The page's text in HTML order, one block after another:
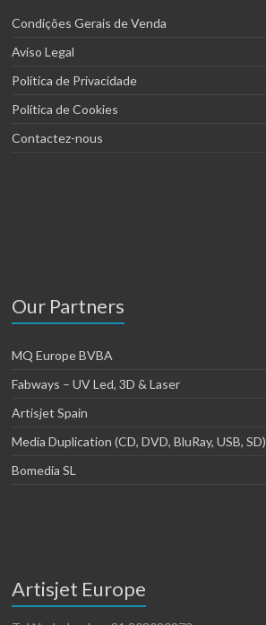
Condições Gerais de Venda
Aviso Legal
Política de Privacidade
Política de Cookies
Contactez-nous
Our Partners
MQ Europe BVBA
Fabways – UV Led, 3D & Laser
Artisjet Spain
Media Duplication (CD, DVD, BluRay, USB, SD)
Bomedia SL
Artisjet Europe